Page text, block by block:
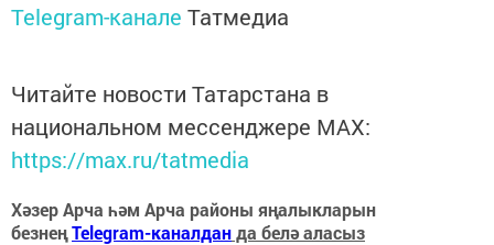
Telegram-канале Татмедиа
Читайте новости Татарстана в
национальном мессенджере MАХ:
https://max.ru/tatmedia
Хәзер Арча һәм Арча районы яңалыкларын
безнеңTelegram-каналданда белә аласыз